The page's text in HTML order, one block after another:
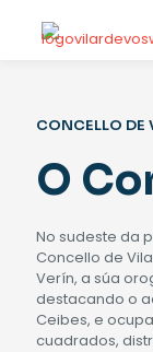
CONCELLO DE
O
No sudeste da
Concello de
Verín, a súa
destacando o
Ceibes, e
cuadrados,